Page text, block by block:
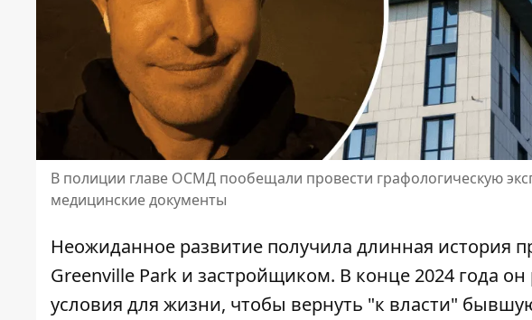
В полиции главе ОСМД пообещали провести графологическую
медицинские документы
Неожиданное развитие получила длинная история
Greenville Park и застройщиком. В конце 2024 года
условия для жизни, чтобы вернуть "к власти"